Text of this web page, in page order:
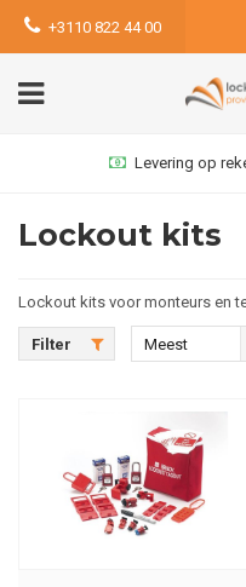
+3110 822 44 00
Levering op
Lockout kits
Lockout kits voor monteurs en
Filter
Meest